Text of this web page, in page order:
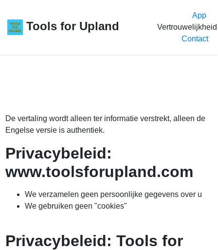
Tools for Upland
App
Vertrouwelijkheid
Contact
De vertaling wordt alleen ter informatie verstrekt, alleen de
Engelse versie is authentiek.
Privacybeleid:
www.toolsforupland.com
We verzamelen geen persoonlijke gegevens over u
We gebruiken geen "cookies"
Privacybeleid: Tools for